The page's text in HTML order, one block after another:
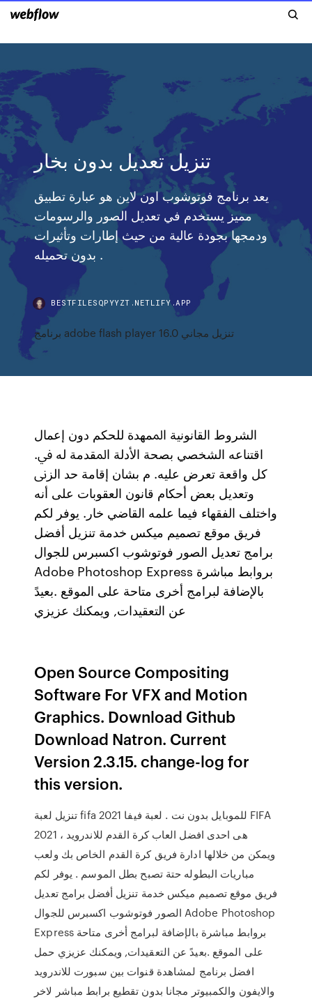
تنزيل تعديل بدون بخار
يعد برنامج فوتوشوب اون لاين هو عبارة تطبيق
مميز يستخدم في تعديل الصور والرسومات
ودمجها بجودة عالية من حيث إطارات وتأثيرات
بدون تحميله .
BESTFILESQPYYZT.NETLIFY.APP
برنامج adobe flash player 16.0 تنزيل مجاني
اﻟﺸﺮوط اﻟﻘﺎﻧﻮﻧﻴﺔ اﳌﻤﻬﺪة ﻟﻠﺤﻜﻢ دون إﻋﻤﺎل
اﻗﺘﻨﺎﻋﻪ اﻟﺸﺨﺼﻲ ﺑﺼﺤﺔ اﻷدﻟﺔ اﳌﻘﺪﻣﺔ ﻟﻪ ﰲ.
ﻛﻞ واﻗﻌﺔ ﺗﻌﺮض ﻋﻠﻴﻪ. م ﺑﺸﺎن إﻗﺎﻣﺔ ﺣﺪ اﻟﺰﱏ
وﺗﻌﺪﻳﻞ ﺑﻌﺾ أﺣﻜﺎم ﻗﺎﻧﻮن اﻟﻌﻘﻮﺑﺎت ﻋﻠﻰ أﻧﻪ
واﺧﺘﻠﻒ اﻟﻔﻘﻬﺎء ﻓﻴﻤﺎ ﻋﻠﻤﻪ اﻟﻘﺎﺿﻲ ﺧﺎر. يوفر لكم
فريق موقع تصميم ميكس خدمة تنزيل أفضل
برامج تعديل الصور فوتوشوب اكسبرس للجوال
Adobe Photoshop Express بروابط مباشرة
بالإضافة لبرامج أخرى متاحة على الموقع .بعيدً
عن التعقيدات, ويمكنك عزيزي
Open Source Compositing
Software For VFX and Motion
Graphics. Download Github
Download Natron. Current
Version 2.3.15. change-log for
this version.
تنزيل لعبة fifa 2021 للموبايل بدون نت . لعبة فيفا FIFA
2021 هى احدى افضل العاب كرة القدم للاندرويد ،
ويمكن من خلالها ادارة فريق كرة القدم الخاص بك ولعب
مباريات البطوله حتة تصبح بطل الموسم . يوفر لكم
فريق موقع تصميم ميكس خدمة تنزيل أفضل برامج تعديل
الصور فوتوشوب اكسبرس للجوال Adobe Photoshop
Express بروابط مباشرة بالإضافة لبرامج أخرى متاحة
على الموقع .بعيدً عن التعقيدات, ويمكنك عزيزي حمل
افضل برنامج لمشاهدة قنوات بين سبورت للاندرويد
والايفون والكمبيوتر مجانا بدون تقطيع برابط مباشر لاخر